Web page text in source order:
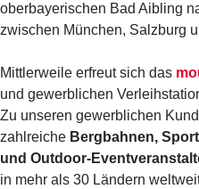
oberbayerischen Bad Aibling
zwischen München, Salzburg
Mittlerweile erfreut sich das
und gewerblichen
Zu unseren gewerblichen
zahlreiche Bergbahnen,
und Outdoor-
in mehr als 30 Ländern